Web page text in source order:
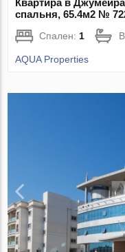
Квартира в
спальня, 65.4м2 №
Спален: 1
AQUA Properties